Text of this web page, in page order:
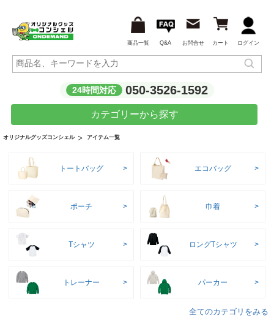
商品一覧 Q&A お問合せ カート ログイン
24時間対応 050-3526-1592
カテゴリーから探す
オリジナルグッズコンシェル アイテム一覧
トートバッグ エコバッグ
ポーチ 巾着
Tシャツ ロングTシャツ
トレーナー パーカー
全てのカテゴリをみる